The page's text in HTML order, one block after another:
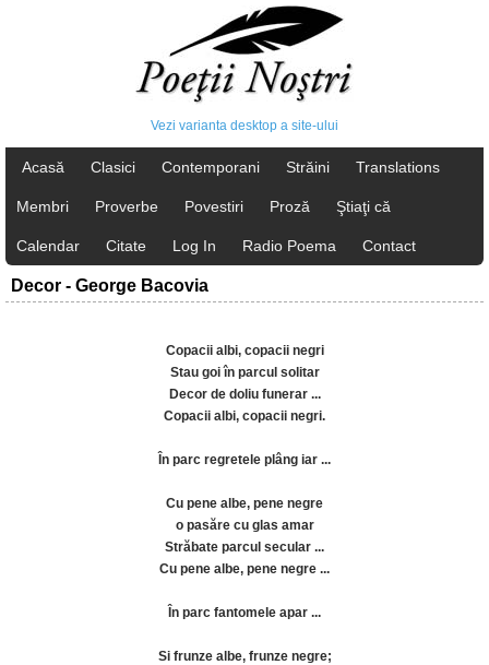
Vezi varianta desktop a site-ului
Acasă Clasici Contemporani Străini Translations
Membri Proverbe Povestiri Proză Ştiaţi că
Calendar Citate Log In Radio Poema Contact
Decor - George Bacovia
Copacii albi, copacii negri
Stau goi în parcul solitar
Decor de doliu funerar ...
Copacii albi, copacii negri.
În parc regretele plâng iar ...
Cu pene albe, pene negre
o pasăre cu glas amar
Străbate parcul secular ...
Cu pene albe, pene negre ...
În parc fantomele apar ...
Si frunze albe, frunze negre;